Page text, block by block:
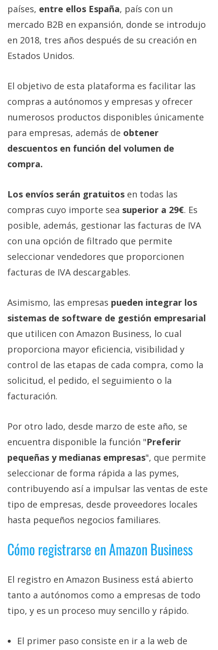
+
Más
temas
Sorteos
Foros
Contacto
/
nosotros
/
/
opciones
de
privacidad
/
Legal
El medio de
comunicación
digital donde
encontrarás
todas las
noticias sobre
tecnología,
móviles,
ordenadores,
informática,
trucos y
Informático
(CC) 2006-
derechos
reservados
países, entre ellos España, país con un
mercado B2B en expansión, donde se introdujo
en 2018, tres años después de su creación en
Estados Unidos.
El objetivo de esta plataforma es facilitar las
compras a autónomos y empresas y ofrecer
numerosos productos disponibles únicamente
para empresas, además de obtener
descuentos en función del volumen de
compra.
Los envíos serán gratuitos en todas las
compras cuyo importe sea superior a 29€. Es
posible, además, gestionar las facturas de IVA
con una opción de filtrado que permite
seleccionar vendedores que proporcionen
facturas de IVA descargables.
Asimismo, las empresas pueden integrar los
sistemas de software de gestión empresarial
que utilicen con Amazon Business, lo cual
proporciona mayor eficiencia, visibilidad y
control de las etapas de cada compra, como la
solicitud, el pedido, el seguimiento o la
facturación.
Por otro lado, desde marzo de este año, se
encuentra disponible la función "Preferir
pequeñas y medianas empresas", que permite
seleccionar de forma rápida a las pymes,
contribuyendo así a impulsar las ventas de este
tipo de empresas, desde proveedores locales
hasta pequeños negocios familiares.
Cómo registrarse en Amazon Business
El registro en Amazon Business está abierto
tanto a autónomos como a empresas de todo
tipo, y es un proceso muy sencillo y rápido.
El primer paso consiste en ir a la web de